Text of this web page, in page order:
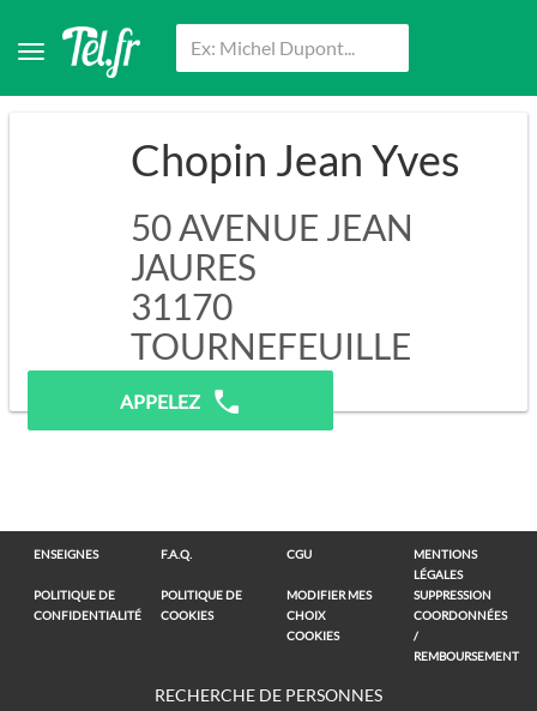
Chopin Jean Yves
50 AVENUE JEAN
JAURES
31170
TOURNEFEUILLE
Pas de prospection.
APPELEZ
ENSEIGNES F.A.Q. CGU
MENTIONS
LÉGALES
POLITIQUE DE
CONFIDENTIALITÉ
POLITIQUE DE
COOKIES
MODIFIER MES
CHOIX
COOKIES
SUPPRESSION
COORDONNÉES
/
REMBOURSEMENT
RECHERCHE DE PERSONNES